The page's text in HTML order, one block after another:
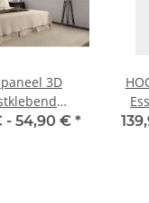
3D
- 54,90 € *